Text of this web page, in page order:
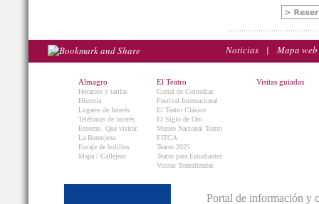
Noticias | Mapa web
Almagro
Horarios y tarifas
Historia
Lugares de Interés
Teléfonos de interés
Entorno. Que visitar.
La Berenjena
Encaje de bolillos
Mapa / Callejero
El Teatro
Corral de Comedias
Festival Internacional
El Teatro Clásico
El Siglo de Oro
Museo Nacional Teatro
FITCA
Teatro 2025
Teatro para Estudiantes
Visitas Teatralizadas
Visitas guiadas
Portal de información y